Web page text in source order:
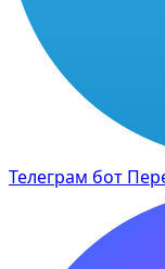
Телеграм бот